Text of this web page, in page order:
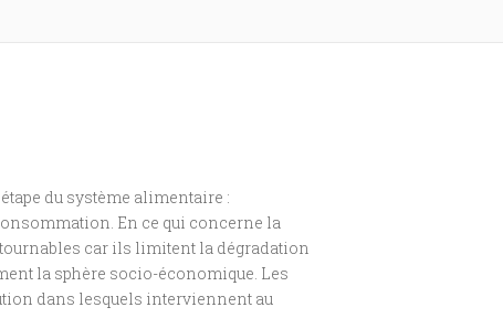
du système alimentaire :
En ce qui concerne la
car ils limitent la dégradation
la sphère socio-économique. Les
dans lesquels interviennent au